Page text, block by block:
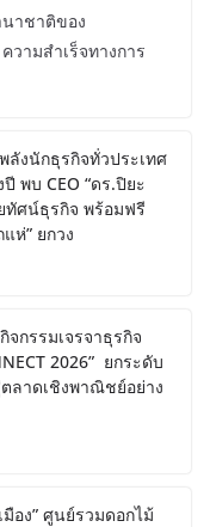
าชาติของ
วามสำเร็จทางการ
ลังนักธุรกิจทั่วประเทศ
พบ CEO “ดร.ปิยะ
ทัศน์ธุรกิจ พร้อมฟรี
ห่” ยกวง
จกรรมเจรจาธุรกิจ
2026” ยกระดับ
าดเชิงพาณิชย์อย่าง
อง” ศูนย์รวมดอกไม้